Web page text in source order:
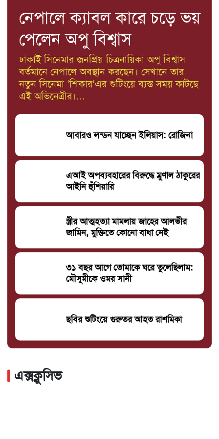
নেপালে ক্যাবল কারে চড়ে ভয়
পেলেন অপু বিশ্বাস
ঢাকাই সিনেমার জনপ্রিয় চিত্রনায়িকা অপু বিশ্বাস
বর্তমানে নেপালে অবস্থান করছেন। সেখানে তার
নতুন সিনেমা ‘শিকার’এর শুটিংয়ে ব্যস্ত সময় কাটছে
এই অভিনেত্রীর।...
আবারও লন্ডন যাচ্ছেন ইলিয়াস: রোজিনা
এআই অপব্যবহারের বিরুদ্ধে ম্রুণাল ঠাকুরের
আইনি হুঁশিয়ারি
স্ত্রীর আত্মহত্যা মামলায় জাহের আলভীর
জামিন, মুক্তিতে কোনো বাধা নেই
৩১ বছর আগে তোমাকে ঘরে তুলেছিলাম:
মৌসুমীকে ওমর সানী
ছবির শুটিংয়ে গুরুতর আহত রাশমিকা
এক্সক্লুসিভ